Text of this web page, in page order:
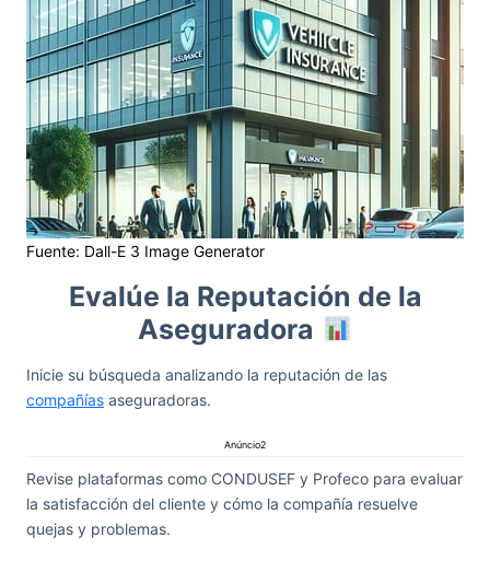
Fuente: Dall-E 3 Image Generator
Evalúe la Reputación de la
Aseguradora
Inicie su búsqueda analizando la reputación de las
compañías aseguradoras.
Anúncio2
Revise plataformas como CONDUSEF y Profeco para evaluar
la satisfacción del cliente y cómo la compañía resuelve
quejas y problemas.